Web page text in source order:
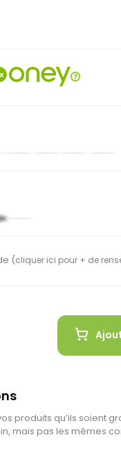
Vert
(cliquer ici pour + de
produits qu’ils soient
mais pas les mêmes